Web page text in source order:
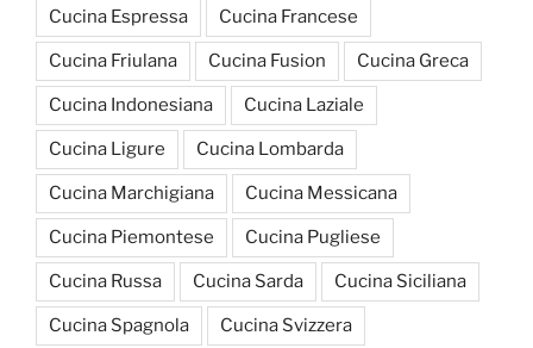
Cucina Espressa Cucina Francese
Cucina Friulana Cucina Fusion Cucina Greca
Cucina Indonesiana Cucina Laziale
Cucina Ligure Cucina Lombarda
Cucina Marchigiana Cucina Messicana
Cucina Piemontese Cucina Pugliese
Cucina Russa Cucina Sarda Cucina Siciliana
Cucina Spagnola Cucina Svizzera